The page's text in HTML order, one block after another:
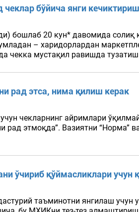
чеклар бўйича янги
бошлаб 20 кун* давомида солиқ
– харидорлардан
чекка мустақил равишда
рад этса, нима қилиш керак
чекларнинг айримлари
рад этмоқда”. Вазиятни
ўчириб қўймасликлари учун
таъминотни янгилаш